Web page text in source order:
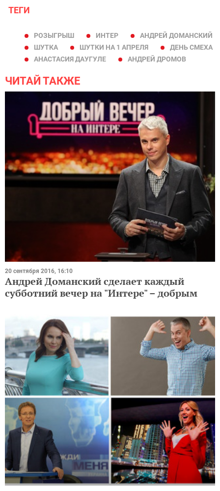
ТЕГИ
РОЗЫГРЫШ ИНТЕР
АНДРЕЙ ДОМАНСКИЙ
ШУТКА
ШУТКИ НА 1 АПРЕЛЯ
ДЕНЬ СМЕХА
АНАСТАСИЯ ДАУГУЛЕ
АНДРЕЙ ДРОМОВ
ЧИТАЙ ТАКЖЕ
20 сентября 2016, 16:10
Андрей Доманский сделает каждый
субботний вечер на "Интере" – добрым